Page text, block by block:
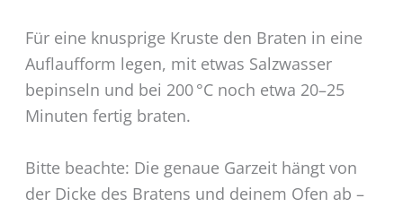
Für eine knusprige Kruste den Braten in eine
Auflaufform legen, mit etwas Salzwasser
bepinseln und bei 200 °C noch etwa 20–25
Minuten fertig braten.
Bitte beachte: Die genaue Garzeit hängt von
der Dicke des Bratens und deinem Ofen ab –